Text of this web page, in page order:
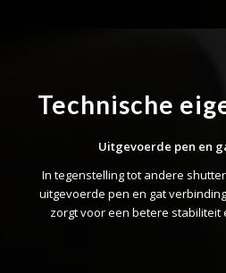
Technische
Uitgevoerde pen en
In tegenstelling tot andere
uitgevoerde pen en gat
zorgt voor een betere stabiliteit